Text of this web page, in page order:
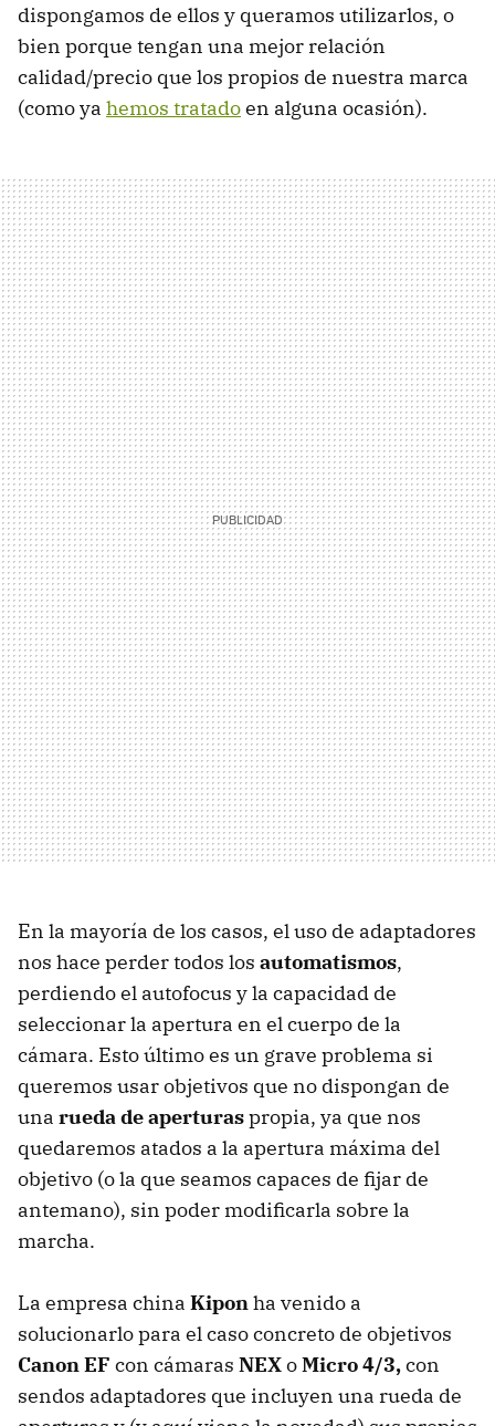
dispongamos de ellos y queramos utilizarlos, o
bien porque tengan una mejor relación
calidad/precio que los propios de nuestra marca
(como ya hemos tratadoen alguna ocasión).
En la mayoría de los casos, el uso de adaptadores
nos hace perder todos los automatismos,
perdiendo el autofocus y la capacidad de
seleccionar la apertura en el cuerpo de la
cámara. Esto último es un grave problema si
queremos usar objetivos que no dispongan de
una rueda de aperturaspropia, ya que nos
quedaremos atados a la apertura máxima del
objetivo (o la que seamos capaces de fijar de
antemano), sin poder modificarla sobre la
marcha.
La empresa china Kiponha venido a
solucionarlo para el caso concreto de objetivos
Canon EF con cámaras NEXoMicro 4/3,con
sendos adaptadores que incluyen una rueda de